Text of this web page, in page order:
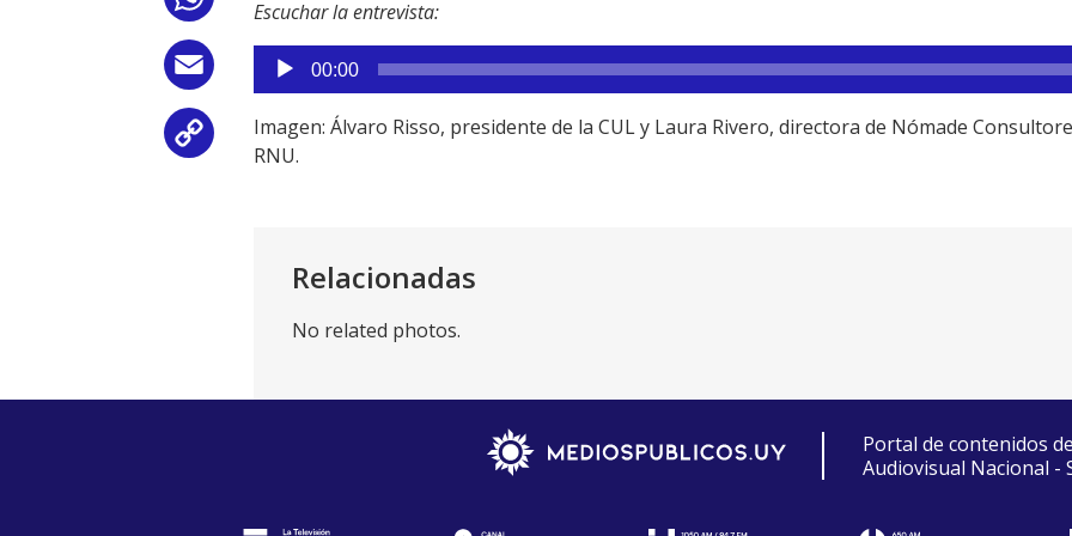
Copy
Escuchar la entrevista:
Reproductor
de
audio
00:00
Imagen: Álvaro Risso, presidente de la CUL y Laura Rivero, directora de Nómade
RNU.
Relacionadas
No related photos.
Portal de contenidos
Audiovisual Nacional -